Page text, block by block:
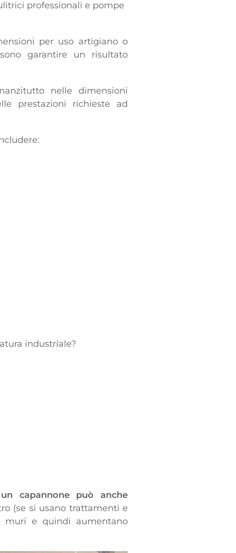
professionali e pompe
per uso artigiano o
garantire un risultato
nelle dimensioni
prestazioni richieste ad
industriale?
capannone può anche
(se si usano trattamenti e
muri e quindi aumentano